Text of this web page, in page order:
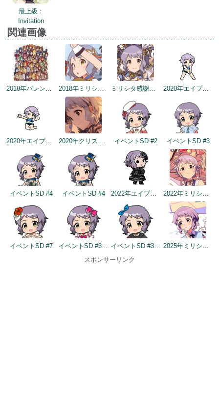
最上級：
Invitation
関連画像
2018年バレンタインデー公式ツイート 2018年ミリシタ感謝祭 ミリシタ感謝祭2019～2020 2020年エイプリルフールネタ
2020年エイプリルフールネタ 2020年クリスマストップ画面 イベントSD #2 イベントSD #3
イベントSD #4 イベントSD #4 2022年エイプリルフールネタ 2022年ミリシタ5周年カウントダウン（2日前）
イベントSD #7 イベントSD #370 イベントSD #383
2025年ミリシタ8周年カウントダウン（3日前）
スポンサーリンク